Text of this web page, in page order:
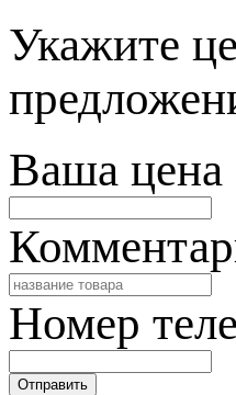
Укажите
Ваша цена
Номер
Отправить